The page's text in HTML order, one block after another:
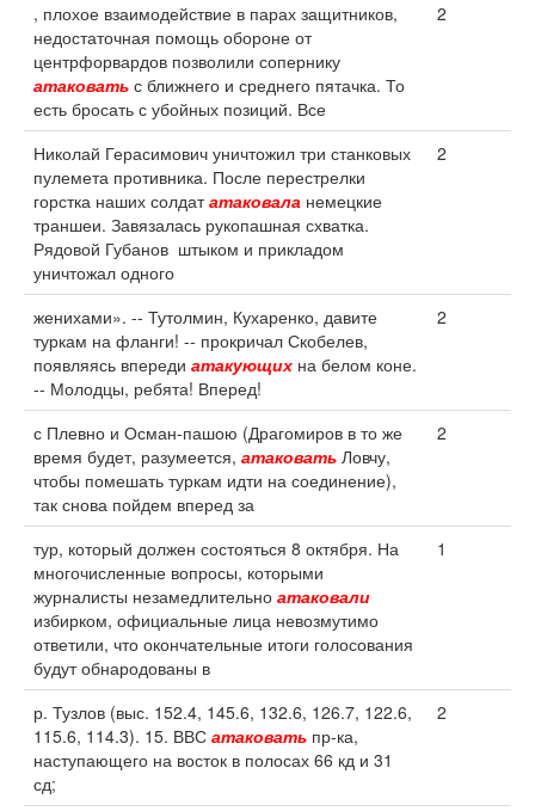
, плохое взаимодействие в парах защитников,
недостаточная помощь обороне от
центрфорвардов позволили сопернику
атаковать с ближнего и среднего пятачка. То
есть бросать с убойных позиций. Все
2
Николай Герасимович уничтожил три станковых
пулемета противника. После перестрелки
горстка наших солдататаковала немецкие
траншеи. Завязалась рукопашная схватка.
Рядовой Губанов штыком и прикладом
уничтожал одного
2
женихами». -- Тутолмин, Кухаренко, давите
туркам на фланги! -- прокричал Скобелев,
появляясь впереди атакующих на белом коне.
-- Молодцы, ребята! Вперед!
2
с Плевно и Осман-пашою (Драгомиров в то же
время будет, разумеется, атаковать Ловчу,
чтобы помешать туркам идти на соединение),
так снова пойдем вперед за
2
тур, который должен состояться 8 октября. На
многочисленные вопросы, которыми
журналисты незамедлительно атаковали
избирком, официальные лица невозмутимо
ответили, что окончательные итоги голосования
будут обнародованы в
1
р. Тузлов (выс. 152.4, 145.6, 132.6, 126.7, 122.6,
115.6, 114.3). 15. ВВС атаковать пр-ка,
наступающего на восток в полосах 66 кд и 31
сд;
2